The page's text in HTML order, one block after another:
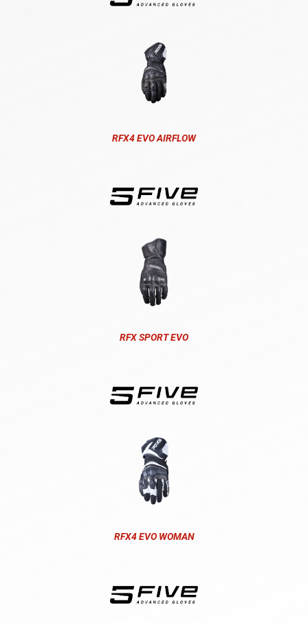
RFX4 EVO AIRFLOW
RFX SPORT EVO
RFX4 EVO WOMAN